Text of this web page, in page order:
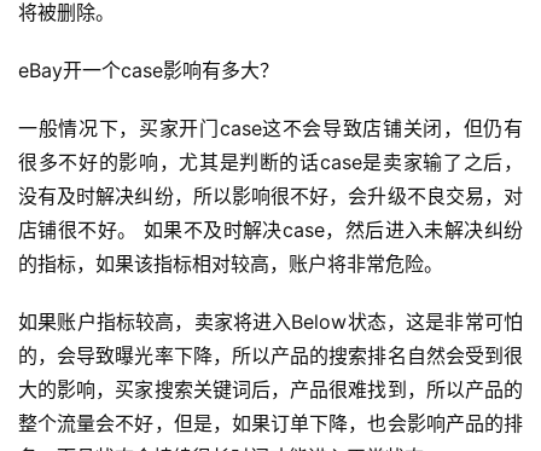
首
页
球
开
店
将被删除。
eBay开一个case影响有多大？
一般情况下，买家开门case这不会导致店铺关闭，但仍有
很多不好的影响，尤其是判断的话case是卖家输了之后，
没有及时解决纠纷，所以影响很不好，会升级不良交易，对
店铺很不好。 如果不及时解决case，然后进入未解决纠纷
的指标，如果该指标相对较高，账户将非常危险。
如果账户指标较高，卖家将进入Below状态，这是非常可怕
的，会导致曝光率下降，所以产品的搜索排名自然会受到很
大的影响，买家搜索关键词后，产品很难找到，所以产品的
整个流量会不好，但是，如果订单下降，也会影响产品的排